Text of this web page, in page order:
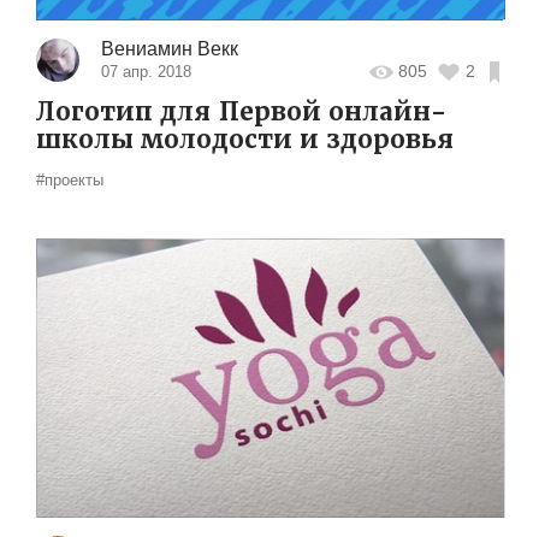
Вениамин Векк
07 апр. 2018 805 2
Логотип для Первой онлайн-
школы молодости и здоровья
#проекты